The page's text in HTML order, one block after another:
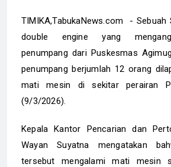
TIMIKA,TabukaNews.com - Sebuah
double engine yang
penumpang dari Puskesmas
penumpang berjumlah 12 orang
mati mesin di sekitar perairan
(9/3/2026).
Kepala Kantor Pencarian dan
Wayan Suyatna mengatakan
tersebut mengalami mati mesin